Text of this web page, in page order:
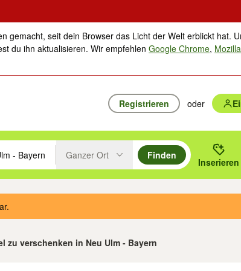
gemacht, seit dein Browser das Licht der Welt erblickt hat.
du ihn aktualisieren. Wir empfehlenGoogle Chrome,
Registrieren oder
Pfeiltasten nach oben/unten durchsuchen und mit
eingeben. Eingabetaste drücken um zu suchen, oder
Ganzer Ort
Finden
Inserieren
zu verschenken in Neu Ulm - Bayern